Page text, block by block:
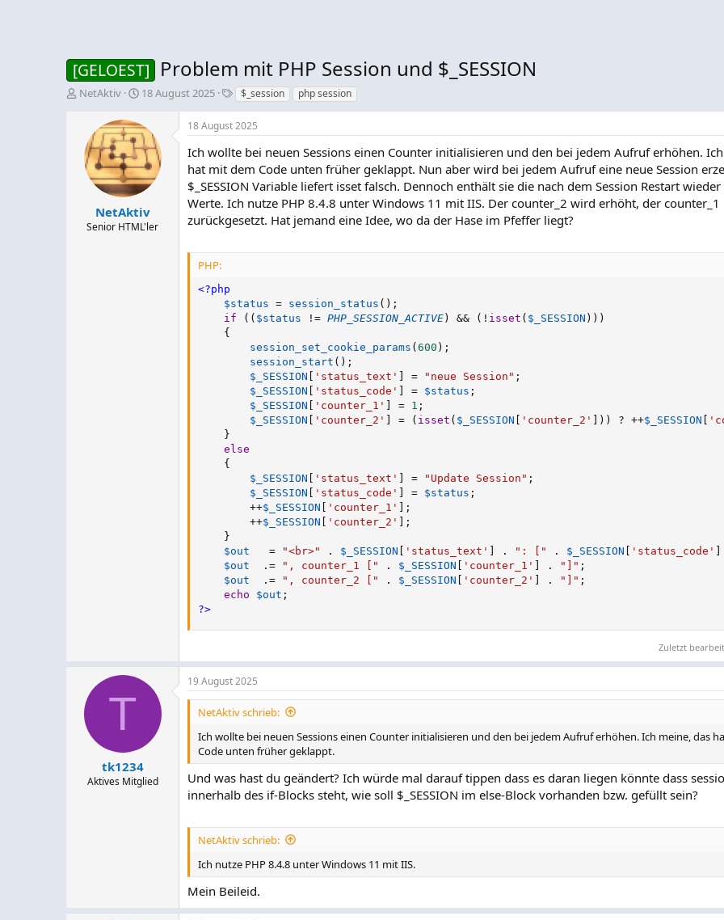
[GELOEST] Problem mit PHP Session und $_SESSION
E
NetAktiv
E
s
t
e
l
l
t
a
m
18 August 2025
S
c
h
l
a
g
w
o
r
t
$_session php session
NetAktiv
Senior HTML'ler
18 August 2025
Ich wollte bei neuen Sessions einen Counter initialisieren und den bei jedem Aufruf erhöhen.
hat mit dem Code unten früher geklappt. Nun aber wird bei jedem Aufruf eine neue Session
$_SESSION Variable liefert isset falsch. Dennoch enthält sie die nach dem Session Restart
Werte. Ich nutze PHP 8.4.8 unter Windows 11 mit IIS. Der counter_2 wird erhöht, der
zurückgesetzt. Hat jemand eine Idee, wo da der Hase im Pfeffer liegt?
PHP:
<?php
$status = session_status ( ) ;
if
( ( $status != PHP_SESSION_ACTIVE) && ( ! isset ( $_SESSION ) ) )
{
session_set_cookie_params (600 ) ;
session_start ( ) ;
$_SESSION [ 'status_text' ] = "neue Session" ;
$_SESSION [ 'status_code' ] = $status ;
$_SESSION [ 'counter_1' ] = 1 ;
$_SESSION [ 'counter_2' ] = ( isset ( $_SESSION [ 'counter_2' ] ) ) ? ++$_SESSION [
}
else
{
$_SESSION [ 'status_text' ] = "Update Session" ;
$_SESSION [ 'status_code' ] = $status ;
++$_SESSION [ 'counter_1' ] ;
++$_SESSION [ 'counter_2' ] ;
}
$out
= "<br>" . $_SESSION [ 'status_text' ] . ": [" . $_SESSION [ 'status_code' ]
$out
. = ", counter_1 [" . $_SESSION [ 'counter_1' ] . "]" ;
$out
. = ", counter_2 [" . $_SESSION [ 'counter_2' ] . "]" ;
echo
$out ;
?>
Zuletzt
T
tk1234
Aktives Mitglied
19 August 2025
NetAktiv schrieb:
Ich wollte bei neuen Sessions einen Counter initialisieren und den bei jedem Aufruf erhöhen. Ich meine, das
Code unten früher geklappt.
Und was hast du geändert? Ich würde mal darauf tippen dass es daran liegen könnte dass
innerhalb des if-Blocks steht, wie soll $_SESSION im else-Block vorhanden bzw. gefüllt sein?
NetAktiv schrieb:
Ich nutze PHP 8.4.8 unter Windows 11 mit IIS.
Mein Beileid.